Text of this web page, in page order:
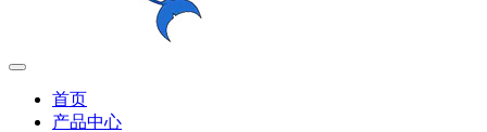
首页
产品中心